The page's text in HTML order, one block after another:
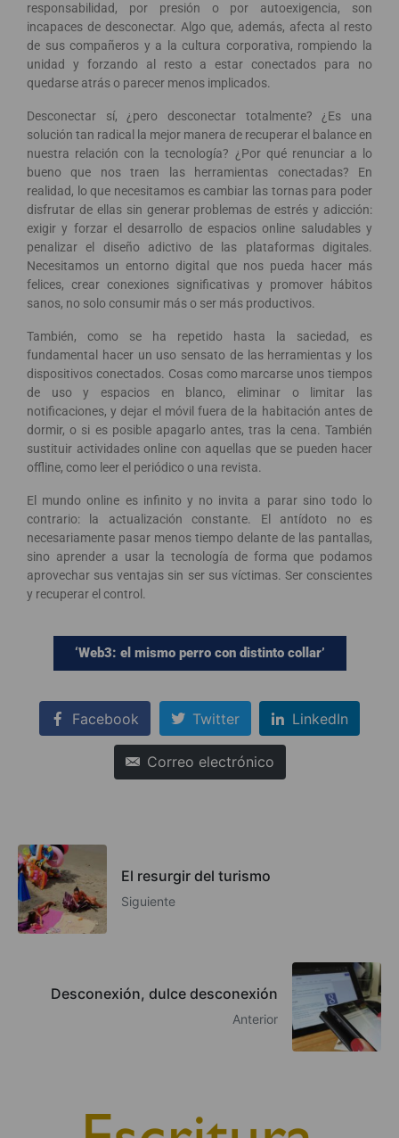
responsabilidad, por presión o por autoexigencia, son
incapaces de desconectar. Algo que, además, afecta al resto
de sus compañeros y a la cultura corporativa, rompiendo la
unidad y forzando al resto a estar conectados para no
quedarse atrás o parecer menos implicados.
Desconectar sí, ¿pero desconectar totalmente? ¿Es una
solución tan radical la mejor manera de recuperar el balance en
nuestra relación con la tecnología? ¿Por qué renunciar a lo
bueno que nos traen las herramientas conectadas? En
realidad, lo que necesitamos es cambiar las tornas para poder
disfrutar de ellas sin generar problemas de estrés y adicción:
exigir y forzar el desarrollo de espacios online saludables y
penalizar el diseño adictivo de las plataformas digitales.
Necesitamos un entorno digital que nos pueda hacer más
felices, crear conexiones significativas y promover hábitos
sanos, no solo consumir más o ser más productivos.
También, como se ha repetido hasta la saciedad, es
fundamental hacer un uso sensato de las herramientas y los
dispositivos conectados. Cosas como marcarse unos tiempos
de uso y espacios en blanco, eliminar o limitar las
notificaciones, y dejar el móvil fuera de la habitación antes de
dormir, o si es posible apagarlo antes, tras la cena. También
sustituir actividades online con aquellas que se pueden hacer
offline, como leer el periódico o una revista.
El mundo online es infinito y no invita a parar sino todo lo
contrario: la actualización constante. El antídoto no es
necesariamente pasar menos tiempo delante de las pantallas,
sino aprender a usar la tecnología de forma que podamos
aprovechar sus ventajas sin ser sus víctimas. Ser conscientes
y recuperar el control.
‘Web3: el mismo perro con distinto collar’
Facebook Twitter LinkedIn
Correo electrónico
El resurgir del turismo
Siguiente
Desconexión, dulce desconexión
Anterior